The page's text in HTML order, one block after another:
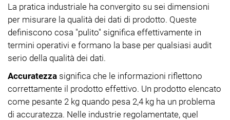
La pratica industriale ha convergito su sei dimensioni
per misurare la qualità dei dati di prodotto. Queste
definiscono cosa "pulito" significa effettivamente in
termini operativi e formano la base per qualsiasi audit
serio della qualità dei dati.
Accuratezza significa che le informazioni riflettono
correttamente il prodotto effettivo. Un prodotto elencato
come pesante 2 kg quando pesa 2,4 kg ha un problema
di accuratezza. Nelle industrie regolamentate, quel